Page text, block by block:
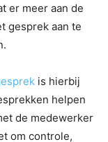
er meer aan de
gesprek aan te
is hierbij
helpen
de medewerker
om controle,